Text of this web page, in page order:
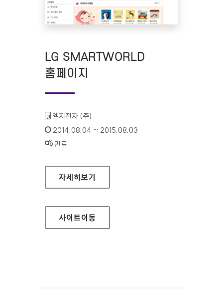
LG SMARTWORLD
홈페이지
기관명 :
엘지전자 (주)
인증기간 :
2014.08.04 ~ 2015.08.03
상태 :
만료
LG SMARTWORLD 홈페이지
자세히보기
사이트이동